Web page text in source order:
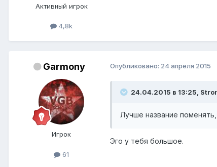
Активный игрок
4,8k
Garmony
Игрок
61
Опубликовано: 24 апреля 2015
24.04.2015 в 13:25,
Лучше название
Эго у тебя большое.